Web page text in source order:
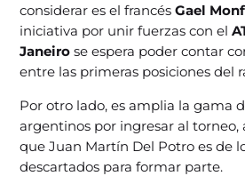
considerar es el francésGael
iniciativa por unir fuerzas con el
Janeiro se espera poder contar
entre las primeras posiciones del
Por otro lado, es amplia la gama
argentinos por ingresar al
que Juan Martín Del Potro es de
descartados para formar parte.